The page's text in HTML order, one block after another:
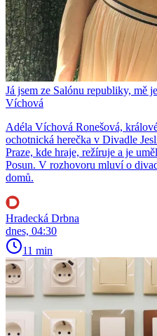
Já jsem ze Salónu republiky, mě
Víchová
Adéla Víchová Ronešová,
ochotnická herečka v Divadle
Praze, kde hraje, režíruje a je
Posun. V rozhovoru mluví o
domů.
Hradecká Drbna
dnes, 04:30
11 min